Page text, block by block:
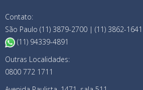
Contato:
São Paulo (11) 3879-2700 | (11) 3862-1641
(11) 94339-4891
Outras Localidades:
0800 772 1711